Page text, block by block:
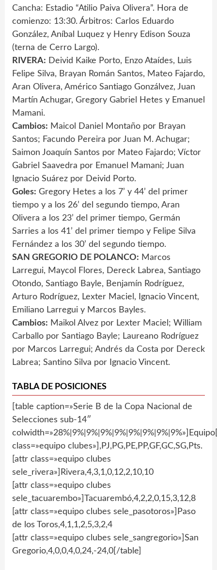
Cancha: Estadio “Atilio Paiva Olivera”. Hora de
comienzo: 13:30. Árbitros: Carlos Eduardo
González, Aníbal Luquez y Henry Edison Souza
(terna de Cerro Largo).
RIVERA: Deivid Kaike Porto, Enzo Ataídes, Luis
Felipe Silva, Brayan Román Santos, Mateo Fajardo,
Aran Olivera, Américo Santiago Gonzálvez, Juan
Martín Achugar, Gregory Gabriel Hetes y Emanuel
Mamani.
Cambios: Maicol Daniel Montaño por Brayan
Santos; Facundo Pereira por Juan M. Achugar;
Saimon Joaquín Santos por Mateo Fajardo; Víctor
Gabriel Saavedra por Emanuel Mamani; Juan
Ignacio Suárez por Deivid Porto.
Goles: Gregory Hetes a los 7’ y 44’ del primer
tiempo y a los 26’ del segundo tiempo, Aran
Olivera a los 23’ del primer tiempo, Germán
Sarries a los 41’ del primer tiempo y Felipe Silva
Fernández a los 30’ del segundo tiempo.
SAN GREGORIO DE POLANCO: Marcos
Larregui, Maycol Flores, Dereck Labrea, Santiago
Otondo, Santiago Bayle, Benjamín Rodríguez,
Arturo Rodríguez, Lexter Maciel, Ignacio Vincent,
Emiliano Larregui y Marcos Bayles.
Cambios: Maikol Alvez por Lexter Maciel; William
Carballo por Santiago Bayle; Laureano Rodríguez
por Marcos Larregui; Andrés da Costa por Dereck
Labrea; Santino Silva por Ignacio Vincent.
TABLA DE POSICIONES
[table caption=»Serie B de la Copa Nacional de
Selecciones sub-14″
class=»equipo clubes»],PJ,PG,PE,PP,GF,GC,SG,Pts.
[attr class=»equipo clubes
sele_rivera»]Rivera,4,3,1,0,12,2,10,10
[attr class=»equipo clubes
sele_tacuarembo»]Tacuarembó,4,2,2,0,15,3,12,8
[attr class=»equipo clubes sele_pasotoros»]Paso
de los Toros,4,1,1,2,5,3,2,4
[attr class=»equipo clubes sele_sangregorio»]San
Gregorio,4,0,0,4,0,24,-24,0[/table]